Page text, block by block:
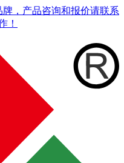
，产品咨询和报价请联系
！